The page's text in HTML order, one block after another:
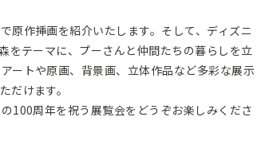
原作挿画を紹介いたします。そして、ディズニ
をテーマに、プーさんと仲間たちの暮らしを立
ートや原画、背景画、立体作品など多彩な展示
だけます。
100周年を祝う展覧会をどうぞお楽しみくださ